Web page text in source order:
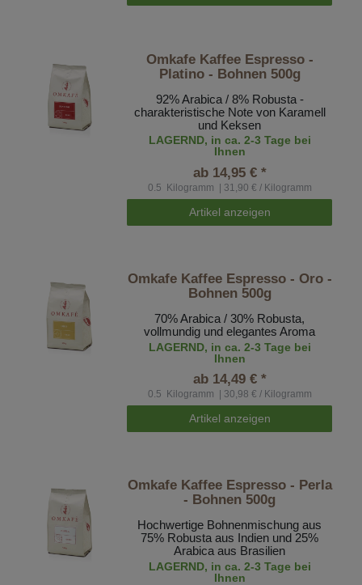
Omkafe Kaffee Espresso -
Platino - Bohnen 500g
92% Arabica / 8% Robusta -
charakteristische Note von Karamell
und Keksen
LAGERND, in ca. 2-3 Tage bei
Ihnen
ab 14,95 € *
0.5 Kilogramm | 31,90 € / Kilogramm
Artikel anzeigen
Omkafe Kaffee Espresso - Oro -
Bohnen 500g
70% Arabica / 30% Robusta,
vollmundig und elegantes Aroma
LAGERND, in ca. 2-3 Tage bei
Ihnen
ab 14,49 € *
0.5 Kilogramm | 30,98 € / Kilogramm
Artikel anzeigen
Omkafe Kaffee Espresso - Perla
- Bohnen 500g
Hochwertige Bohnenmischung aus
75% Robusta aus Indien und 25%
Arabica aus Brasilien
LAGERND, in ca. 2-3 Tage bei
Ihnen